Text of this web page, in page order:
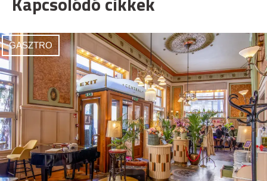
GASZTRO